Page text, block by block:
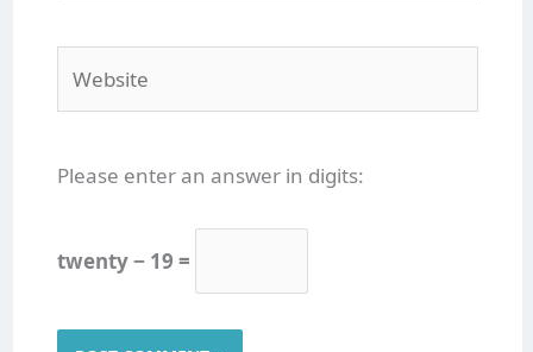
Please enter an answer in digits:
twenty − 19 =